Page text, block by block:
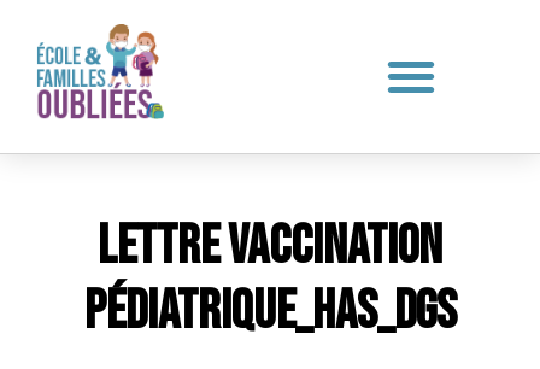
Lettre vaccination
pédiatrique_HAS_DGS